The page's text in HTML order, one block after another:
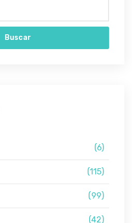
Buscar
(6)
(115)
(99)
(42)